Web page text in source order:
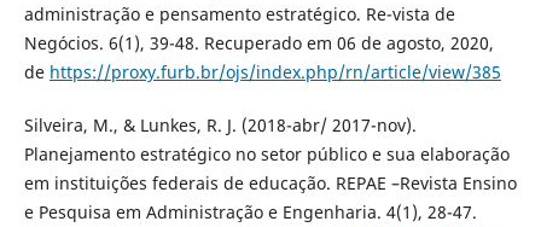
administração e pensamento estratégico. Re-vista de
Negócios. 6(1), 39-48. Recuperado em 06 de agosto, 2020,
de https://proxy.furb.br/ojs/index.php/rn/article/view/385
Silveira, M., & Lunkes, R. J. (2018-abr/ 2017-nov).
Planejamento estratégico no setor público e sua elaboração
em instituições federais de educação. REPAE –Revista Ensino
e Pesquisa em Administração e Engenharia. 4(1), 28-47.